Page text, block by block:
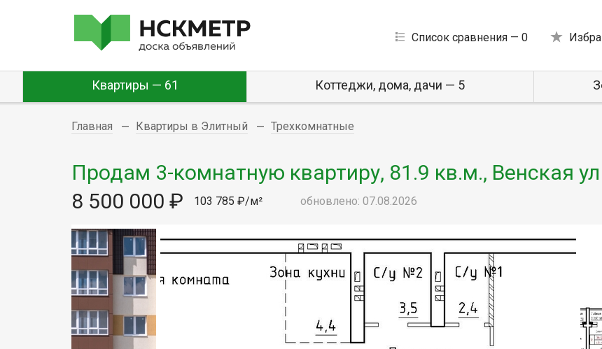
Список сравнения — 0
Квартиры — 61 Коттеджи, дома, дачи — 5
Главная Квартиры в Элитный Трехкомнатные
Продам 3-комнатную квартиру, 81.9 кв.м., Венская ул
8 500 000 ₽
103 785 ₽/м² обновлено: 07.08.2026